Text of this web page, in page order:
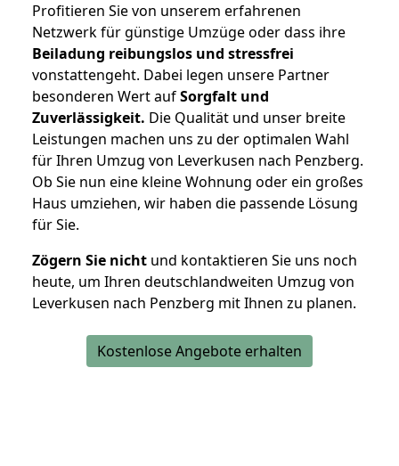
Profitieren Sie von unserem erfahrenen
Netzwerk für günstige Umzüge oder dass ihre
Beiladung reibungslos und stressfrei
vonstattengeht. Dabei legen unsere Partner
besonderen Wert aufSorgfalt und
Zuverlässigkeit. Die Qualität und unser breite
Leistungen machen uns zu der optimalen Wahl
für Ihren Umzug von Leverkusen nach Penzberg.
Ob Sie nun eine kleine Wohnung oder ein großes
Haus umziehen, wir haben die passende Lösung
für Sie.
Zögern Sie nicht und kontaktieren Sie uns noch
heute, um Ihren deutschlandweiten Umzug von
Leverkusen nach Penzberg mit Ihnen zu planen.
Kostenlose Angebote erhalten